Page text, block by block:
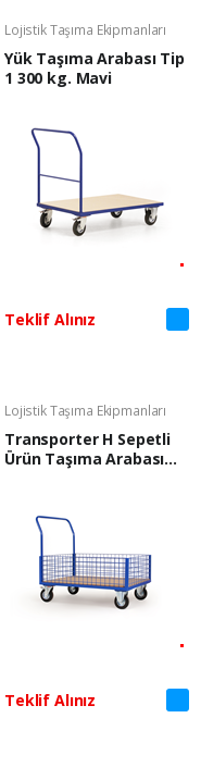
Lojistik Taşıma Ekipmanları
Yük Taşıma Arabası Tip
1 300 kg. Mavi
Teklif Alınız
Lojistik Taşıma Ekipmanları
Transporter H Sepetli
Ürün Taşıma Arabası
Teklif Alınız